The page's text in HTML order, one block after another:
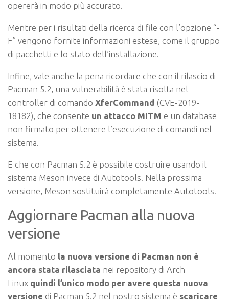
opererà in modo più accurato.
Mentre per i risultati della ricerca di file con l’opzione “-
F” vengono fornite informazioni estese, come il gruppo
di pacchetti e lo stato dell’installazione.
Infine, vale anche la pena ricordare che con il rilascio di
Pacman 5.2, una vulnerabilità è stata risolta nel
controller di comando XferCommand (CVE-2019-
18182), che consente un attacco MITM e un database
non firmato per ottenere l’esecuzione di comandi nel
sistema.
E che con Pacman 5.2 è possibile costruire usando il
sistema Meson invece di Autotools. Nella prossima
versione, Meson sostituirà completamente Autotools.
Aggiornare Pacman alla nuova
versione
Al momento la nuova versione di Pacman non è
ancora stata rilasciata nei repository di Arch
Linux quindi l’unico modo per avere questa nuova
versione di Pacman 5.2 nel nostro sistema è scaricare